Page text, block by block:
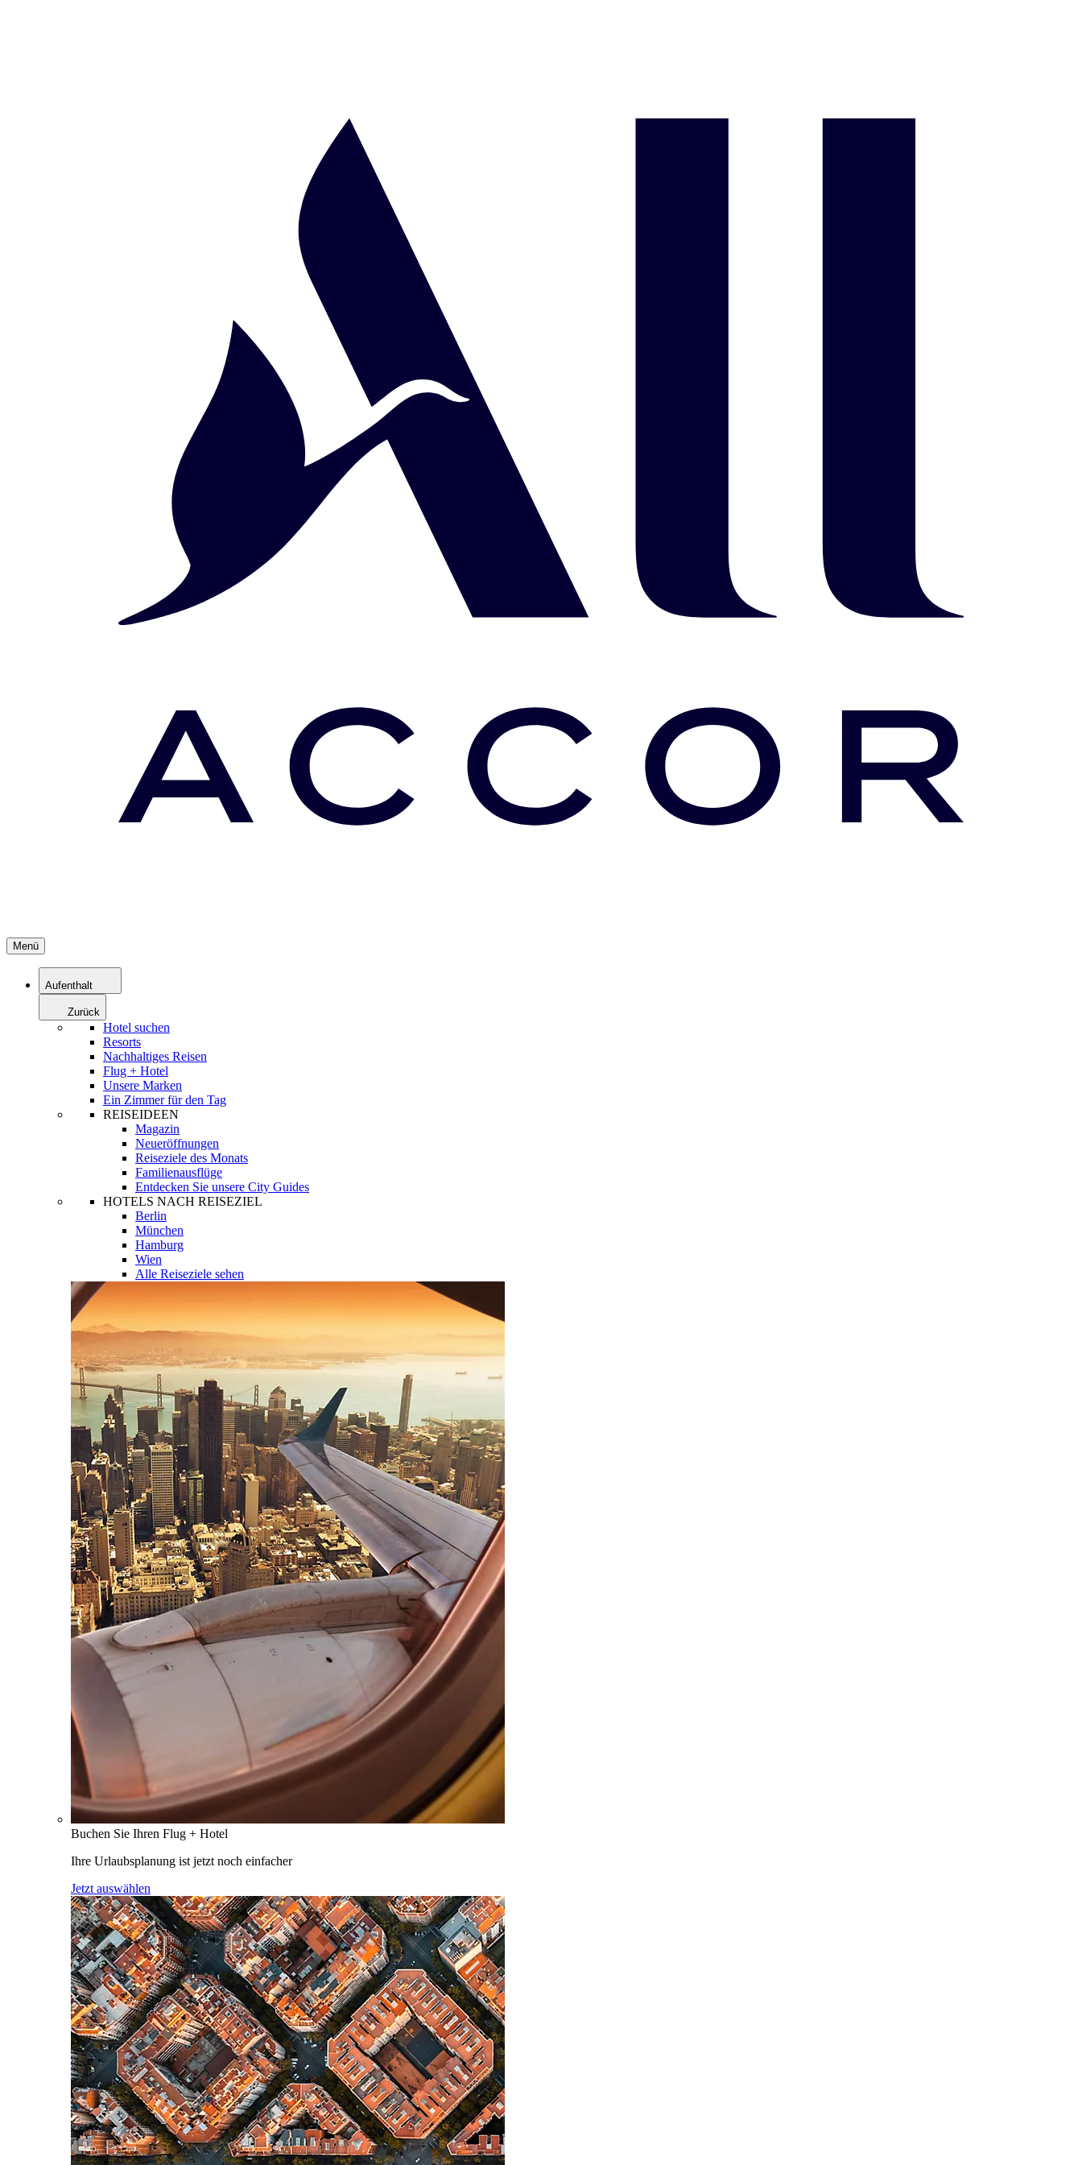
Menü
Aufenthalt
Zurück
Hotel suchen
Resorts
Nachhaltiges Reisen
Flug + Hotel
Unsere Marken
Ein Zimmer für den Tag
REISEIDEEN
Magazin
Neueröffnungen
Reiseziele des Monats
Familienausflüge
Entdecken Sie unsere City Guides
HOTELS NACH REISEZIEL
Berlin
München
Hamburg
Wien
Alle Reiseziele sehen
Buchen Sie Ihren Flug + Hotel
Ihre Urlaubsplanung ist jetzt noch einfacher
Jetzt auswählen